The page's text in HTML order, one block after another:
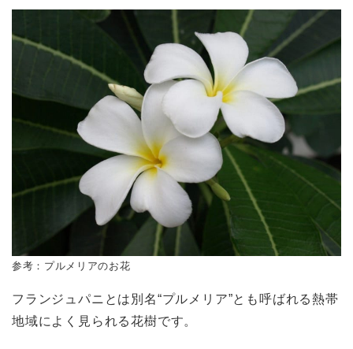
参考：プルメリアのお花
フランジュパニとは別名“プルメリア”とも呼ばれる熱帯
地域によく見られる花樹です。